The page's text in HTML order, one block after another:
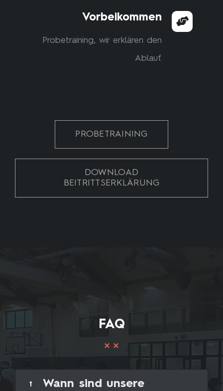
Vorbeikommen
Probetraining, wir erklären den
Ablauf.
PROBETRAINING
DOWNLOAD
BEITRITTSERKLÄRUNG
FAQ
Wann sind unsere